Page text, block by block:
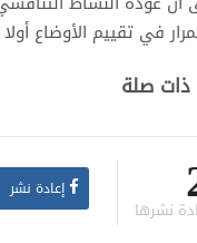
في تقييم الأوضاع
صلة
نشرها
إعادة نشر